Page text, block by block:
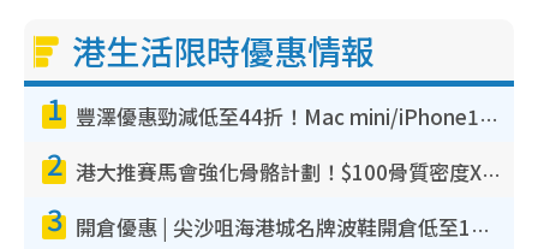
港生活限時優惠情報
1 豐澤優惠勁減低至44折！Mac mini/iPhone17Pro大減價！廚房家電$220起
2 港大推賽馬會強化骨骼計劃！$100骨質密度X光檢查 完成免費運動訓練送超市禮券！附參加資格
3 開倉優惠 | 尖沙咀海港城名牌波鞋開倉低至1折！On鞋$899起／Joy&Peace鞋履$98起